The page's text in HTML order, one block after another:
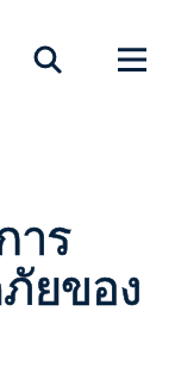
าร
ยของ